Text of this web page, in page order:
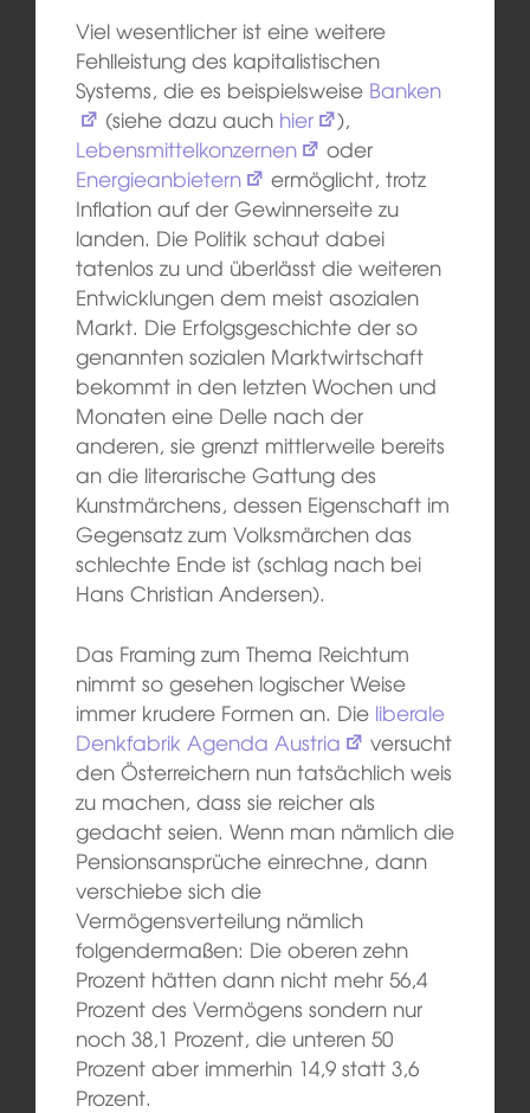
Viel wesentlicher ist eine weitere
Fehlleistung des kapitalistischen
Systems, die es beispielsweise Banken
(siehe dazu auch hier
),
Lebensmittelkonzernen
oder
Energieanbietern
ermöglicht, trotz
Inflation auf der Gewinnerseite zu
landen. Die Politik schaut dabei
tatenlos zu und überlässt die weiteren
Entwicklungen dem meist asozialen
Markt. Die Erfolgsgeschichte der so
genannten sozialen Marktwirtschaft
bekommt in den letzten Wochen und
Monaten eine Delle nach der
anderen, sie grenzt mittlerweile bereits
an die literarische Gattung des
Kunstmärchens, dessen Eigenschaft im
Gegensatz zum Volksmärchen das
schlechte Ende ist (schlag nach bei
Hans Christian Andersen).
Das Framing zum Thema Reichtum
nimmt so gesehen logischer Weise
immer krudere Formen an. Die liberale
Denkfabrik Agenda Austria
versucht
den Österreichern nun tatsächlich weis
zu machen, dass sie reicher als
gedacht seien. Wenn man nämlich die
Pensionsansprüche einrechne, dann
verschiebe sich die
Vermögensverteilung nämlich
folgendermaßen: Die oberen zehn
Prozent hätten dann nicht mehr 56,4
Prozent des Vermögens sondern nur
noch 38,1 Prozent, die unteren 50
Prozent aber immerhin 14,9 statt 3,6
Prozent.